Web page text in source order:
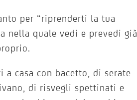
per “riprenderti la tua
nella quale vedi e prevedi già
casa con bacetto, di serate
di risvegli spettinati e